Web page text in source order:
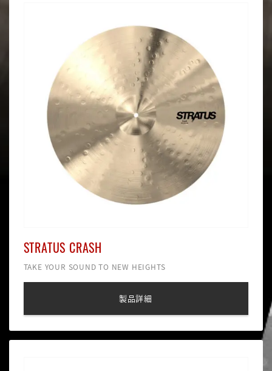
STRATUS CRASH
TAKE YOUR SOUND TO NEW HEIGHTS
製品詳細